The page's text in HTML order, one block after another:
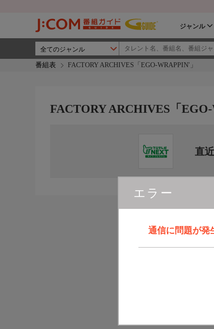
ジャンル
番組表 FACTORY ARCHIVES「EGO-WRAPPIN'」
エラー
通信に問題が
FACTORY ARCHIVES「EGO-
直